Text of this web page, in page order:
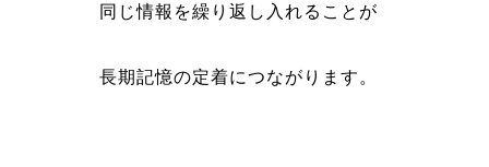
同じ情報を繰り返し入れることが
長期記憶の定着につながります。